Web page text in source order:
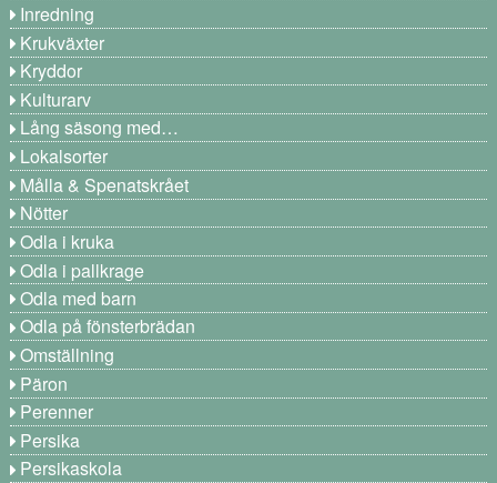
Inredning
Krukväxter
Kryddor
Kulturarv
Lång säsong med…
Lokalsorter
Målla & Spenatskrået
Nötter
Odla i kruka
Odla i pallkrage
Odla med barn
Odla på fönsterbrädan
Omställning
Päron
Perenner
Persika
Persikaskola